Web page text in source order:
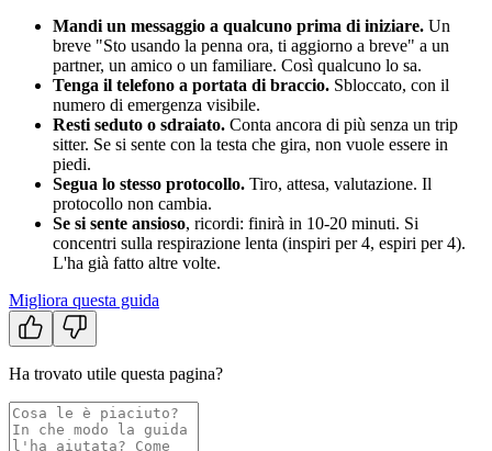
Mandi un messaggio a qualcuno prima di iniziare. Un
breve "Sto usando la penna ora, ti aggiorno a breve" a un
partner, un amico o un familiare. Così qualcuno lo sa.
Tenga il telefono a portata di braccio. Sbloccato, con il
numero di emergenza visibile.
Resti seduto o sdraiato. Conta ancora di più senza un trip
sitter. Se si sente con la testa che gira, non vuole essere in
piedi.
Segua lo stesso protocollo. Tiro, attesa, valutazione. Il
protocollo non cambia.
Se si sente ansioso, ricordi: finirà in 10-20 minuti. Si
concentri sulla respirazione lenta (inspiri per 4, espiri per 4).
L'ha già fatto altre volte.
Migliora questa guida
Ha trovato utile questa pagina?